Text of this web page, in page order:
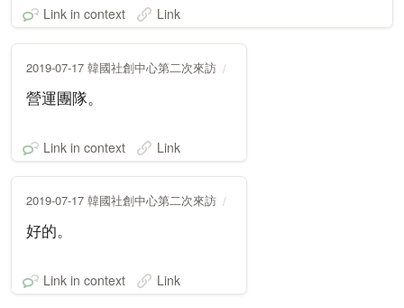
Link in context Link
2019-07-17 韓國社創中心第二次來訪
營運團隊。
Link in context Link
2019-07-17 韓國社創中心第二次來訪
好的。
Link in context Link